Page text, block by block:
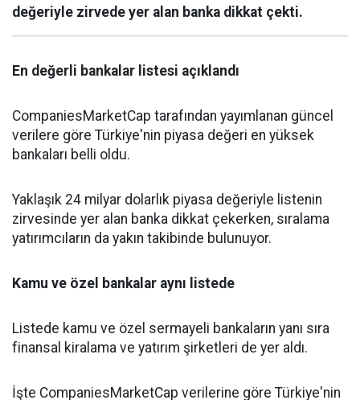
değeriyle zirvede yer alan banka dikkat çekti.
En değerli bankalar listesi açıklandı
CompaniesMarketCap tarafından yayımlanan güncel
verilere göre Türkiye'nin piyasa değeri en yüksek
bankaları belli oldu.
Yaklaşık 24 milyar dolarlık piyasa değeriyle listenin
zirvesinde yer alan banka dikkat çekerken, sıralama
yatırımcıların da yakın takibinde bulunuyor.
Kamu ve özel bankalar aynı listede
Listede kamu ve özel sermayeli bankaların yanı sıra
finansal kiralama ve yatırım şirketleri de yer aldı.
İşte CompaniesMarketCap verilerine göre Türkiye'nin